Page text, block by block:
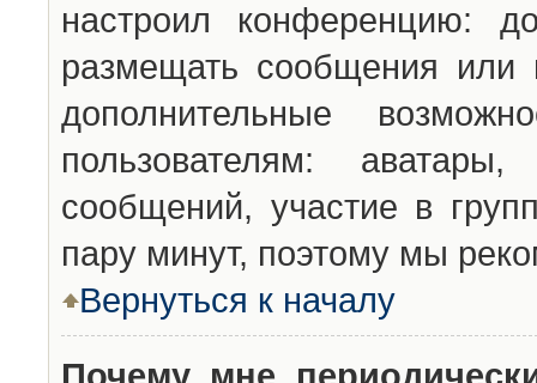
настроил конференцию:
размещать сообщения или
дополнительные
пользователям:
сообщений, участие в
пару минут, поэтому мы
Вернуться к началу